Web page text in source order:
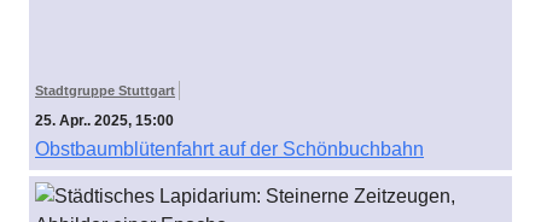
Stadtgruppe Stuttgart
25. Apr.. 2025, 15:00
Obstbaumblütenfahrt auf der Schönbuchbahn